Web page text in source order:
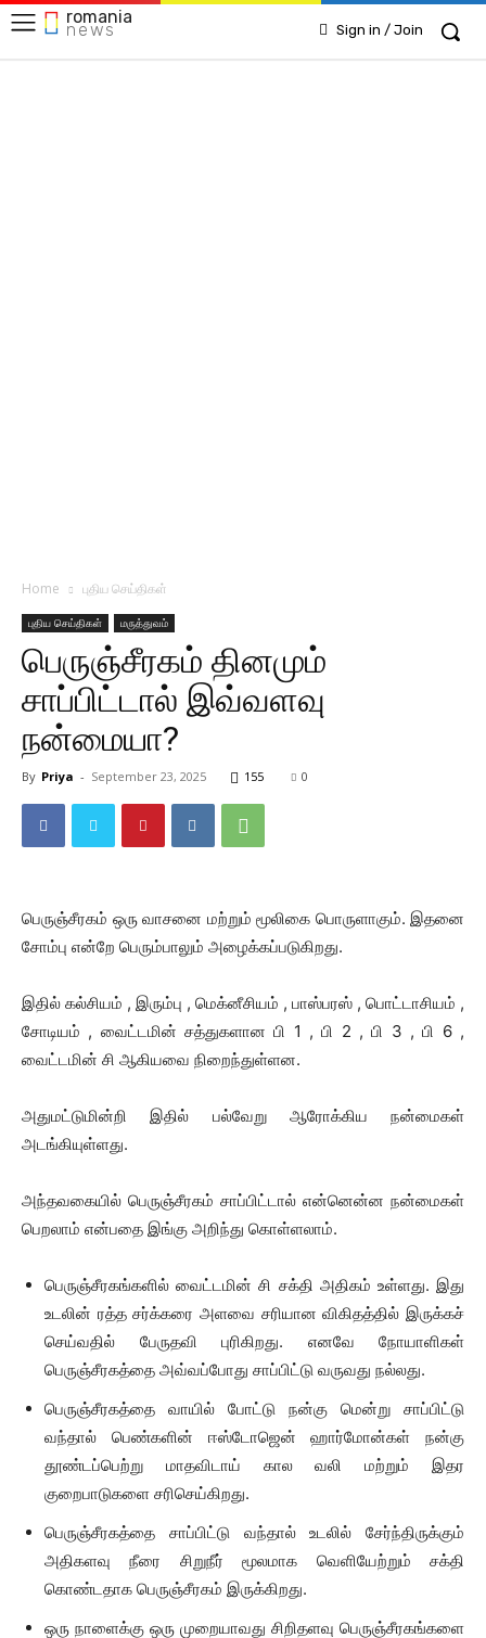
romania
news Sign in / Join
Home புதிய செய்திகள்
புதிய செய்திகள் மருத்துவம்
பெருஞ்சீரகம் தினமும்
சாப்பிட்டால் இவ்வளவு
நன்மையா?
By Priya - September 23, 2025 155 0
பெருஞ்சீரகம் ஒரு வாசனை மற்றும் மூலிகை பொருளாகும். இதனை
சோம்பு என்றே பெரும்பாலும் அழைக்கப்படுகிறது.
இதில் கல்சியம் , இரும்பு , மெக்னீசியம் , பாஸ்பரஸ் , பொட்டாசியம் ,
சோடியம் , வைட்டமின் சத்துகளான பி 1 , பி 2 , பி 3 , பி 6 ,
வைட்டமின் சி ஆகியவை நிறைந்துள்ளன.
அதுமட்டுமின்றி இதில் பல்வேறு ஆரோக்கிய நன்மைகள்
அடங்கியுள்ளது.
அந்தவகையில் பெருஞ்சீரகம் சாப்பிட்டால் என்னென்ன நன்மைகள்
பெறலாம் என்பதை இங்கு அறிந்து கொள்ளலாம்.
பெருஞ்சீரகங்களில் வைட்டமின் சி சக்தி அதிகம் உள்ளது. இது
உடலின் ரத்த சர்க்கரை அளவை சரியான விகிதத்தில் இருக்கச்
செய்வதில் பேருதவி புரிகிறது. எனவே நோயாளிகள்
பெருஞ்சீரகத்தை அவ்வப்போது சாப்பிட்டு வருவது நல்லது.
பெருஞ்சீரகத்தை வாயில் போட்டு நன்கு மென்று சாப்பிட்டு
வந்தால் பெண்களின் ஈஸ்டோஜென் ஹார்மோன்கள் நன்கு
தூண்டப்பெற்று மாதவிடாய் கால வலி மற்றும் இதர
குறைபாடுகளை சரிசெய்கிறது.
பெருஞ்சீரகத்தை சாப்பிட்டு வந்தால் உடலில் சேர்ந்திருக்கும்
அதிகளவு நீரை சிறுநீர் மூலமாக வெளியேற்றும் சக்தி
கொண்டதாக பெருஞ்சீரகம் இருக்கிறது.
ஒரு நாளைக்கு ஒரு முறையாவது சிறிதளவு பெருஞ்சீரகங்களை